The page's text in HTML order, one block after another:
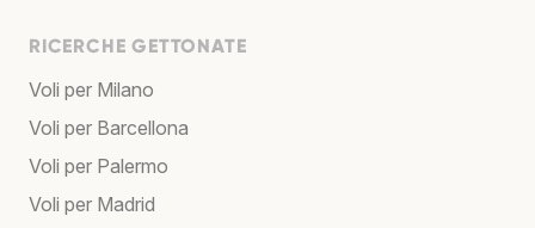
RICERCHE GETTONATE
Voli per Milano
Voli per Barcellona
Voli per Palermo
Voli per Madrid